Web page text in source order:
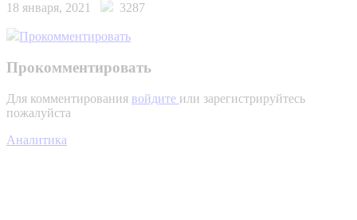
18 января, 2021
3287
Прокомментировать
Прокомментировать
Для комментирования войдите или зарегистрируйтесь
пожалуйста
Аналитика